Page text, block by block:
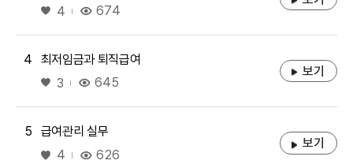
좋아요
4 674
4
최저임금과 퇴직급여
좋아요
3 645
보기
5
급여관리 실무
좋아요
4 626
보기